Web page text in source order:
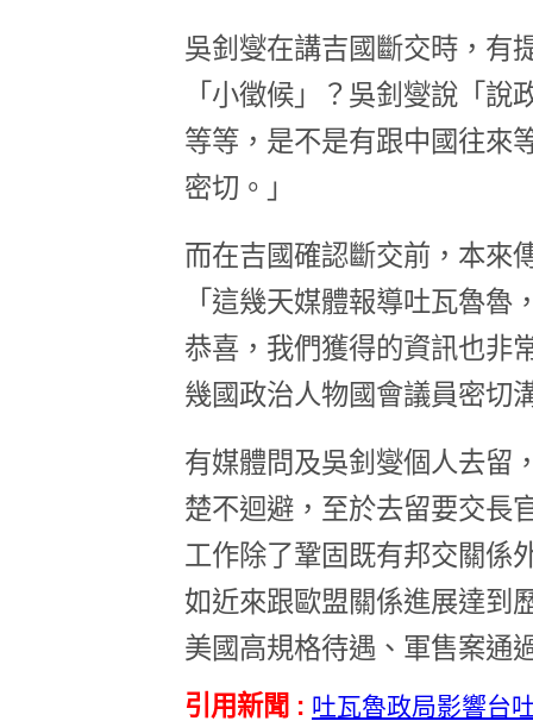
吳釗燮在講吉國斷交時，有
「小徵候」？吳釗燮說「
等等，是不是有跟中國往來
密切。」
而在吉國確認斷交前，本來
「這幾天媒體報導吐瓦魯
恭喜，我們獲得的資訊也非
幾國政治人物國會議員密切
有媒體問及吳釗燮個人去留
楚不迴避，至於去留要交長
工作除了鞏固既有邦交關係
如近來跟歐盟關係進展達到
美國高規格待遇、軍售案通
引用新聞 : 吐瓦魯政局影響台